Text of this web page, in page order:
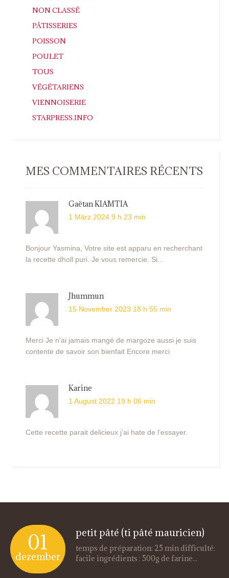
NON CLASSÉ
PÂTISSERIES
POISSON
POULET
TOUS
VÉGÉTARIENS
VIENNOISERIE
STARPRESS.INFO
MES COMMENTAIRES RÉCENTS
Gaëtan KIAMTIA
1 März 2024 9 h 23 min
Bonjour Yasmina, Votre site est apparu en recherchant
la recette dholl puri. Je vous remercie. Si...
Jhummun
15 November 2023 18 h 55 min
Merci Je n'ai jamais mangé de margoze aussi je suis
contente de savoir son bienfait Encore merci
Karine
1 August 2022 19 h 06 min
Cette recette parait delicieux j’ai hate de l’essayer.
01
dezember
petit pâté (ti pâté mauricien)
temps de préparation: 25 min difficulté:
facile ingrédients : 500g de farine...